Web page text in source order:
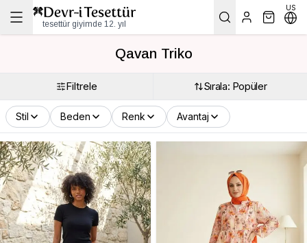
tesettür giyimde 12. yıl
US
Qavan Triko
Filtrele Sırala: Popüler
Stil Beden Renk Avantaj